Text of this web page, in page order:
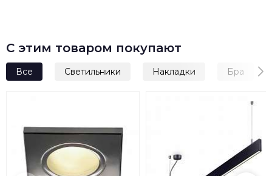
С этим товаром покупают
Все Светильники Накладки Бра